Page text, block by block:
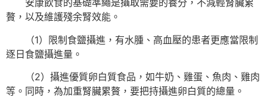
安康飲食的基礎準繩是攝取需要的養分，不減輕腎臟累
贅，以及維護殘余腎效能。
（1）限制食鹽攝進，有水腫、高血壓的患者更應當限制
逐日食鹽攝進量。
（2）攝進優質卵白質食品，如牛奶、雞蛋、魚肉、雞肉
等。同時，為加重腎臟累贅，要把持攝進卵白質的總量。